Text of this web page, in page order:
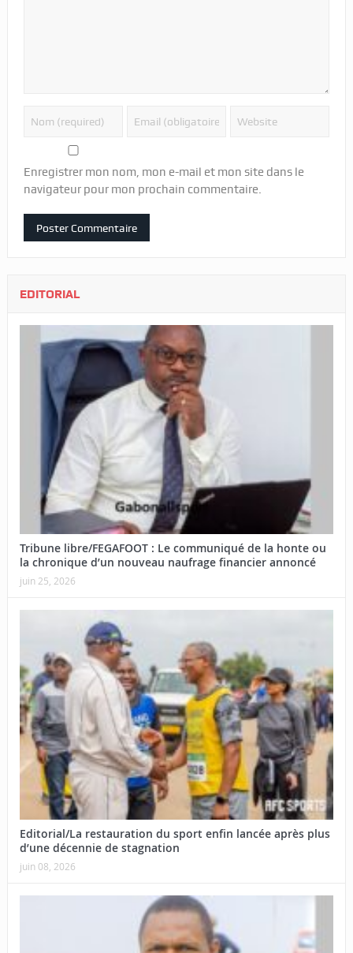
Enregistrer mon nom, mon e-mail et mon site dans le
navigateur pour mon prochain commentaire.
EDITORIAL
Tribune libre/FEGAFOOT : Le communiqué de la honte ou
la chronique d’un nouveau naufrage financier annoncé
juin 25, 2026
Editorial/La restauration du sport enfin lancée après plus
d’une décennie de stagnation
juin 08, 2026